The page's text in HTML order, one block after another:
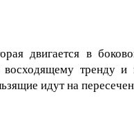
двигается в
тренду
идут на